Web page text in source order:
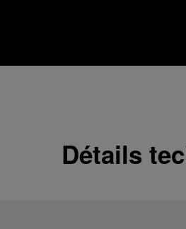
Détails